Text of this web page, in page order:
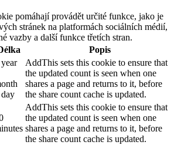
pomáhají provádět určité funkce, jako je
stránek na platformách sociálních médií,
vazby a další funkce třetích stran.
Popis
AddThis sets this cookie to ensure that
the updated count is seen when one
shares a page and returns to it, before
the share count cache is updated.
AddThis sets this cookie to ensure that
the updated count is seen when one
shares a page and returns to it, before
the share count cache is updated.